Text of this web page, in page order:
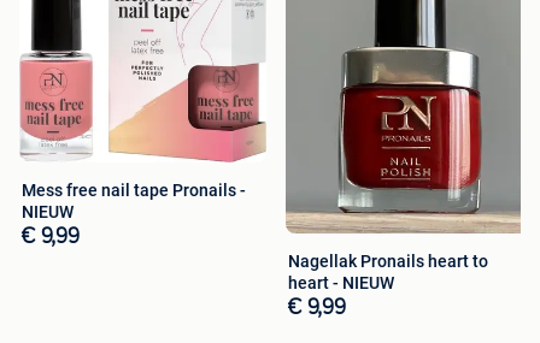
Mess free nail tape Pronails -
NIEUW
€ 9,99
Nagellak Pronails heart to
heart - NIEUW
€ 9,99